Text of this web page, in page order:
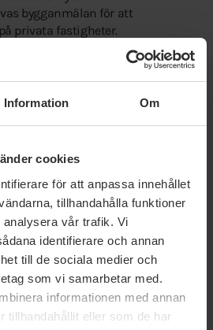
Information Om
cookies
för att anpassa innehållet
tillhandahålla funktioner
vår trafik. Vi
identifierare och annan
till de sociala medier och
som vi samarbetar med.
informationen med annan
tillhandahållit eller som de har
bygganmälan för att
privata fastigheter.
energigemenskaper.
etc.) inom 30 minuter
hyresgäster har
för elbilar i anslutning till sitt
snabbladdare för båtar.
till cykling med ett nätverk
och andra lösningar.